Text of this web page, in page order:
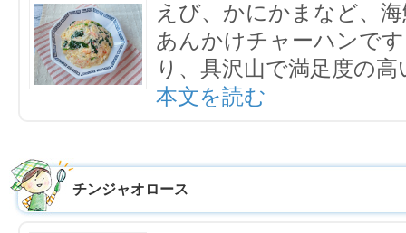
えび、かにかまなど、
あんかけチャーハンで
り、具沢山で満足度の
本文を読む
チンジャオロース